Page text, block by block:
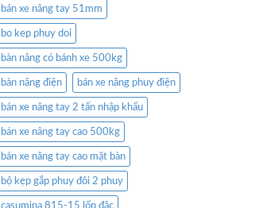
bán xe nâng tay 51mm
bo kep phuy doi
bàn nâng có bánh xe 500kg
bàn nâng điện bán xe nâng phuy điện
bán xe nâng tay 2 tấn nhập khẩu
bán xe nâng tay cao 500kg
bán xe nâng tay cao mặt bàn
bộ kẹp gắp phuy đôi 2 phuy
casumina 815-15 lốp đặc